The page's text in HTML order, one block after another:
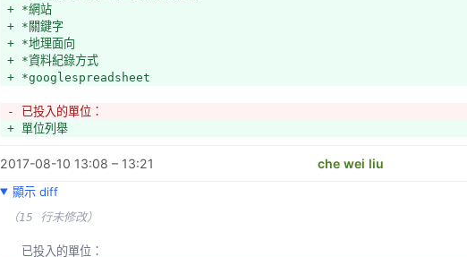
+ *網站
+ *關鍵字
+ *地理面向
+ *資料紀錄方式
+ *googlespreadsheet
- 已投入的單位：
+ 單位列舉
*台灣綠屋頂暨立體綠化協會 http://www.greenroof.org.tw/news-
  *主婦聯盟環境基金會
  *生態工法基金會
+ *各個主動推動食農相關議題的社區大學及其社團
2017-08-10 13:08 – 13:21 che wei liu
顯示 diff
（15 行未修改）
  已投入的單位：